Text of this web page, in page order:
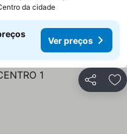
da cidade
Ver preços
Partilhar